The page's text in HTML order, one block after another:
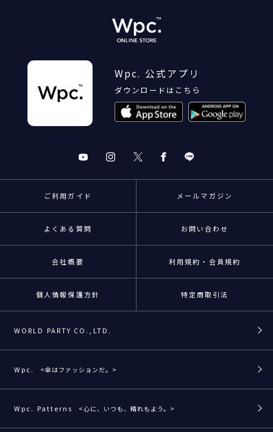
Wpc. 公式アプリ
ダウンロードはこちら
ご利用ガイド メールマガジン
よくある質問 お問い合わせ
会社概要 利用規約・会員規約
個人情報保護方針 特定商取引法
WORLD PARTY CO.,LTD.
Wpc. <傘はファッションだ。>
Wpc. Patterns <心に、いつも、晴れもよう。>